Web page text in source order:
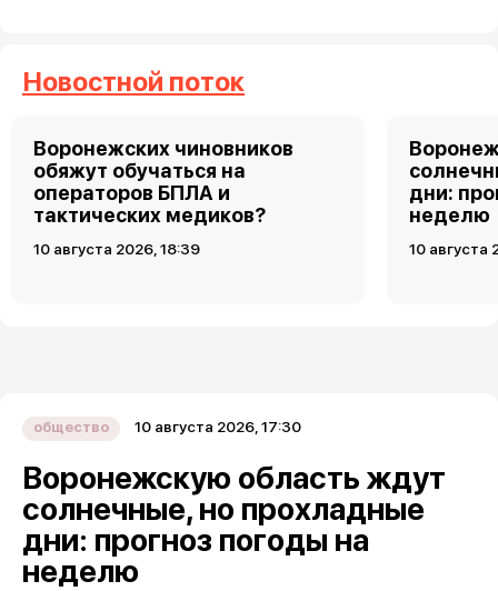
Новостной поток
Воронежских чиновников
обяжут обучаться на
операторов БПЛА и
тактических медиков?
10 августа 2026, 18:39
дни:
неделю
10 августа
общество 10 августа 2026, 17:30
Воронежскую область ждут
солнечные, но прохладные
дни: прогноз погоды на
неделю